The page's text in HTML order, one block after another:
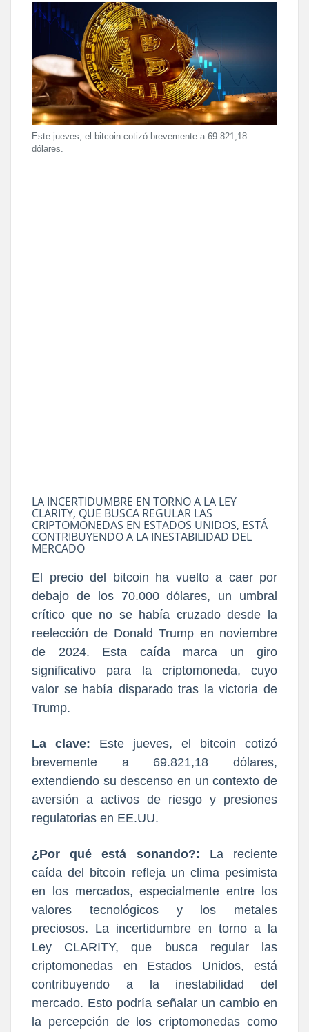
Este jueves, el bitcoin cotizó brevemente a 69.821,18
dólares.
LA INCERTIDUMBRE EN TORNO A LA LEY
CLARITY, QUE BUSCA REGULAR LAS
CRIPTOMONEDAS EN ESTADOS UNIDOS, ESTÁ
CONTRIBUYENDO A LA INESTABILIDAD DEL
MERCADO
El precio del bitcoin ha vuelto a caer por
debajo de los 70.000 dólares, un umbral
crítico que no se había cruzado desde la
reelección de Donald Trump en noviembre
de 2024. Esta caída marca un giro
significativo para la criptomoneda, cuyo
valor se había disparado tras la victoria de
Trump.
La clave:
Este jueves, el bitcoin cotizó
brevemente a 69.821,18 dólares,
extendiendo su descenso en un contexto de
aversión a activos de riesgo y presiones
regulatorias en EE.UU.
¿Por qué está sonando?:
La reciente
caída del bitcoin refleja un clima pesimista
en los mercados, especialmente entre los
valores tecnológicos y los metales
preciosos. La incertidumbre en torno a la
Ley CLARITY, que busca regular las
criptomonedas en Estados Unidos, está
contribuyendo a la inestabilidad del
mercado. Esto podría señalar un cambio en
la percepción de los criptomonedas como